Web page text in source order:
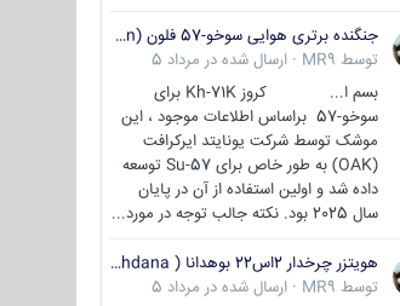
جنگنده برتری هوایی سوخو-57 فلون (Su-57/Felon)
توسط MR9
· ارسال شده در مرداد 5
بسم ا... کروز Kh-71K برای
سوخو-57 براساس اطلاعات موجود ، این
موشک توسط شرکت یونایتد ایرکرافت
(OAK) به طور خاص برای Su-57 توسعه
داده شد و اولین استفاده از آن در پایان
سال 2025 بود. نکته جالب توجه در مورد...
هویتزر چرخدار 2اس22 بوهدانا ( wheeled howitzer 2S22 Bohdana )
توسط MR9
· ارسال شده در مرداد 5